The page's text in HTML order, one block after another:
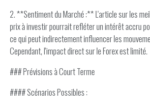
2. **Sentiment du Marché :** L'article sur les
prix à investir pourrait refléter un intérêt accru
ce qui peut indirectement influencer les
Cependant, l'impact direct sur le Forex est limité.
### Prévisions à Court Terme
#### Scénarios Possibles :